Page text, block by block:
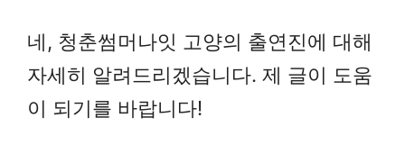
네, 청춘썸머나잇 고양의 출연진에 대해
자세히 알려드리겠습니다. 제 글이 도움
이 되기를 바랍니다!